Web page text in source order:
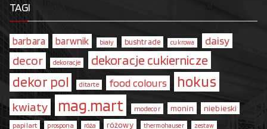
TAGI
barbara barwnik biały bushtrade cukrowa daisy
decor dekoracje dekoracje cukiernicze
dekor pol ditarte food colours hokus
kwiaty mag.mart modecor monin niebieski
papilart prospona róża różowy thermohauser zestaw